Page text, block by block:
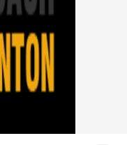
Tiên và Lazarus
đóng băng tài sản.
BitGo IPO thành
2 tỷ USD.
voi khi xuất hiện
trong ngày, ưu tiên
thời gian của Vlike.vn!